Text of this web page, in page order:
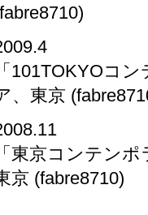
「101TOKYOコ
、東京
「東京コンテン
京 (fabre8710)